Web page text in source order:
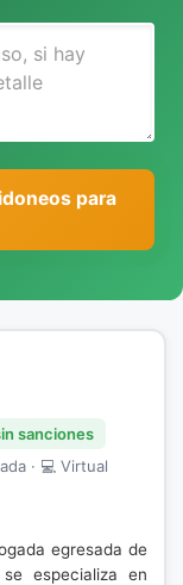
para
sanciones
· 💻 Virtual
egresada de
especializa en